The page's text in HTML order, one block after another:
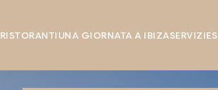
RISTORANTIUNA GIORNATA A IBIZASERVIZI